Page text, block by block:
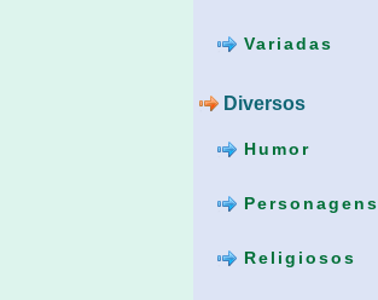
Variadas
Diversos
Humor
Personagens
Religiosos